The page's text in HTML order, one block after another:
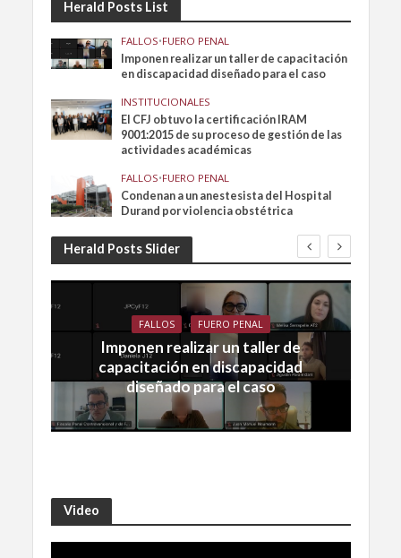
Herald Posts List
FALLOS•FUERO PENAL
Imponen realizar un taller de capacitación
en discapacidad diseñado para el caso
INSTITUCIONALES
El CFJ obtuvo la certificación IRAM
9001:2015 de su proceso de gestión de las
actividades académicas
FALLOS•FUERO PENAL
Condenan a un anestesista del Hospital
Durand por violencia obstétrica
Herald Posts Slider
FALLOS FUERO PENAL
Imponen realizar un taller de
capacitación en discapacidad
diseñado para el caso
Video